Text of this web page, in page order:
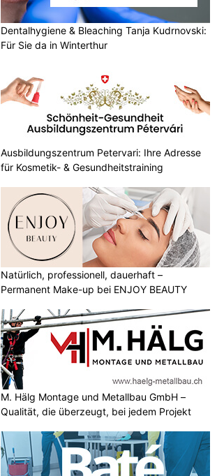
Dentalhygiene & Bleaching Tanja Kudrnovski:
Für Sie da in Winterthur
Ausbildungszentrum Petervari: Ihre Adresse
für Kosmetik- & Gesundheitstraining
Natürlich, professionell, dauerhaft –
Permanent Make-up bei ENJOY BEAUTY
M. Hälg Montage und Metallbau GmbH –
Qualität, die überzeugt, bei jedem Projekt